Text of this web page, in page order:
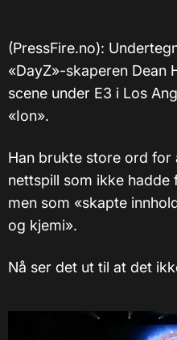
(PressFire.no):
«DayZ»-skaperen Dean
scene under E3 i Los
«Ion».
Han brukte store ord for
nettspill som ikke hadde
men som «skapte
og kjemi».
Nå ser det ut til at det